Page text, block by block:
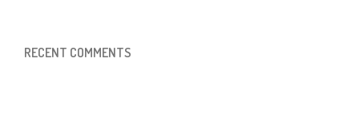
RECENT COMMENTS